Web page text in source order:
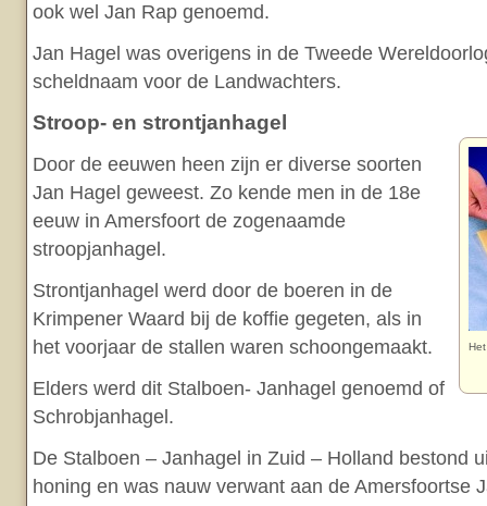
ook wel Jan Rap genoemd.
Jan Hagel was overigens in de Tweede
scheldnaam voor de Landwachters.
Stroop- en strontjanhagel
Door de eeuwen heen zijn er diverse soorten
Jan Hagel geweest. Zo kende men in de 18e
eeuw in Amersfoort de zogenaamde
stroopjanhagel.
Strontjanhagel werd door de boeren in de
Krimpener Waard bij de koffie gegeten, als in
het voorjaar de stallen waren schoongemaakt.
Elders werd dit Stalboen- Janhagel genoemd of
Schrobjanhagel.
De Stalboen – Janhagel in Zuid – Holland bestond
honing en was nauw verwant aan de Amersfoortse